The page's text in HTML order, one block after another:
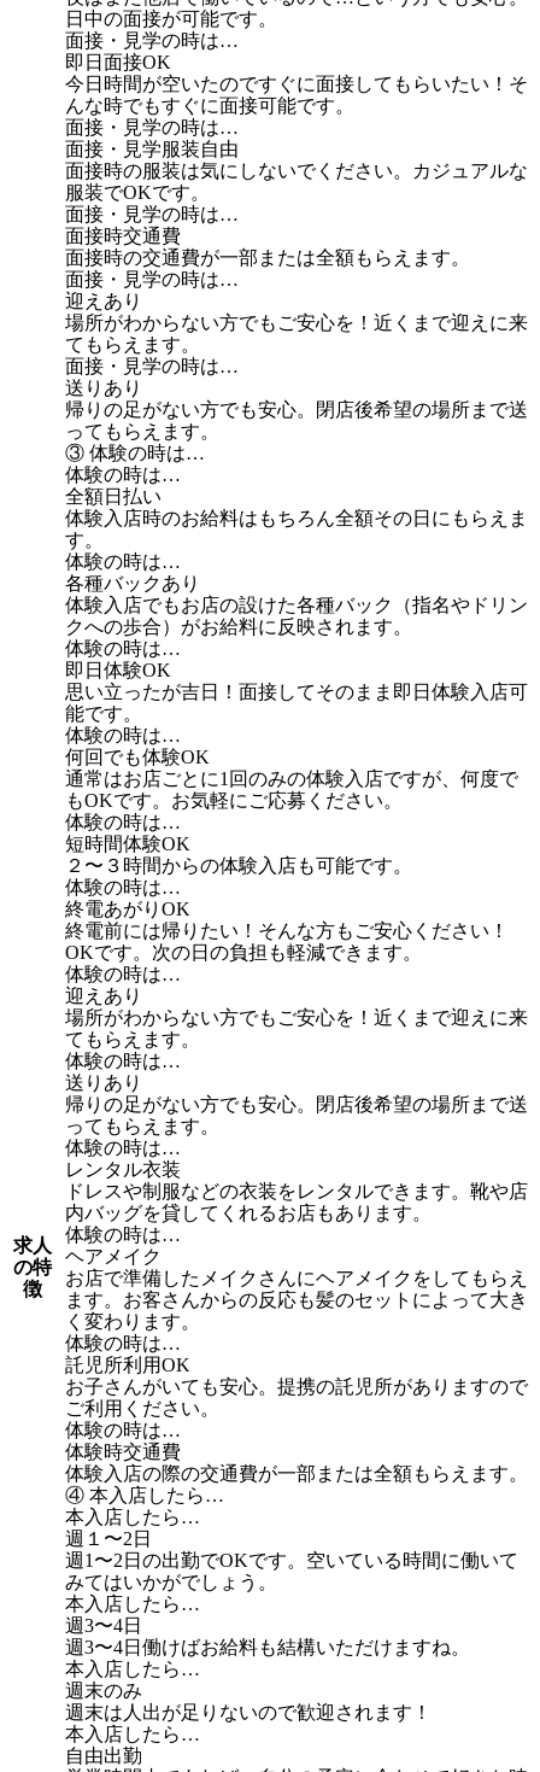
求人
の特
徴
日中の面接が可能です。
面接・見学の時は…
即日面接OK
今日時間が空いたのですぐに面接してもらいたい！そ
んな時でもすぐに面接可能です。
面接・見学の時は…
面接・見学服装自由
面接時の服装は気にしないでください。カジュアルな
服装でOKです。
面接・見学の時は…
面接時交通費
面接時の交通費が一部または全額もらえます。
面接・見学の時は…
迎えあり
場所がわからない方でもご安心を！近くまで迎えに来
てもらえます。
面接・見学の時は…
送りあり
帰りの足がない方でも安心。閉店後希望の場所まで送
ってもらえます。
③ 体験の時は…
体験の時は…
全額日払い
体験入店時のお給料はもちろん全額その日にもらえま
す。
体験の時は…
各種バックあり
体験入店でもお店の設けた各種バック（指名やドリン
クへの歩合）がお給料に反映されます。
体験の時は…
即日体験OK
思い立ったが吉日！面接してそのまま即日体験入店可
能です。
体験の時は…
何回でも体験OK
通常はお店ごとに1回のみの体験入店ですが、何度で
もOKです。お気軽にご応募ください。
体験の時は…
短時間体験OK
２〜３時間からの体験入店も可能です。
体験の時は…
終電あがりOK
終電前には帰りたい！そんな方もご安心ください！
OKです。次の日の負担も軽減できます。
体験の時は…
迎えあり
場所がわからない方でもご安心を！近くまで迎えに来
てもらえます。
体験の時は…
送りあり
帰りの足がない方でも安心。閉店後希望の場所まで送
ってもらえます。
体験の時は…
レンタル衣装
ドレスや制服などの衣装をレンタルできます。靴や店
内バッグを貸してくれるお店もあります。
体験の時は…
ヘアメイク
お店で準備したメイクさんにヘアメイクをしてもらえ
ます。お客さんからの反応も髪のセットによって大き
く変わります。
体験の時は…
託児所利用OK
お子さんがいても安心。提携の託児所がありますので
ご利用ください。
体験の時は…
体験時交通費
体験入店の際の交通費が一部または全額もらえます。
④ 本入店したら…
本入店したら…
週１〜2日
週1〜2日の出勤でOKです。空いている時間に働いて
みてはいかがでしょう。
本入店したら…
週3〜4日
週3〜4日働けばお給料も結構いただけますね。
本入店したら…
週末のみ
週末は人出が足りないので歓迎されます！
本入店したら…
自由出勤